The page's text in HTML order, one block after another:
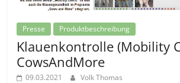
Presse Produktbeschreibung
Klauenkontrolle (Mobility
CowsAndMore
09.03.2021 Volk Thomas